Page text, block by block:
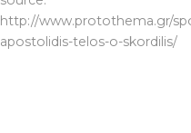
http://www.protothema.gr/
apostolidis-telos-o-skordilis/